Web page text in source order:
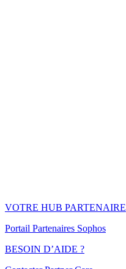
VOTRE HUB PARTENAIRE
Portail Partenaires Sophos
BESOIN D’AIDE ?